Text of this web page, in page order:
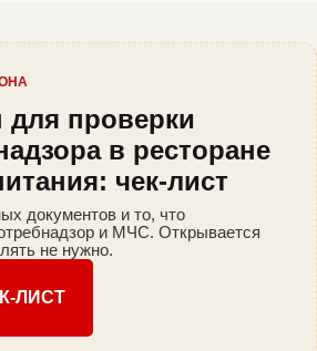
проверки
в ресторане
чек-лист
документов и то, что
и МЧС. Открывается
не нужно.
ЛИСТ